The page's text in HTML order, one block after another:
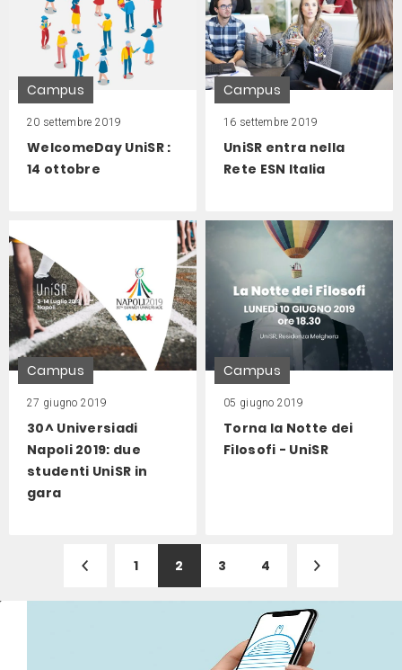
Campus
20 settembre 2019
WelcomeDay UniSR :
14 ottobre
Campus
16 settembre 2019
UniSR entra nella
Rete ESN Italia
Campus
27 giugno 2019
30^ Universiadi
Napoli 2019: due
studenti UniSR in
gara
Campus
05 giugno 2019
Torna la Notte dei
Filosofi - UniSR
1 2 3 4